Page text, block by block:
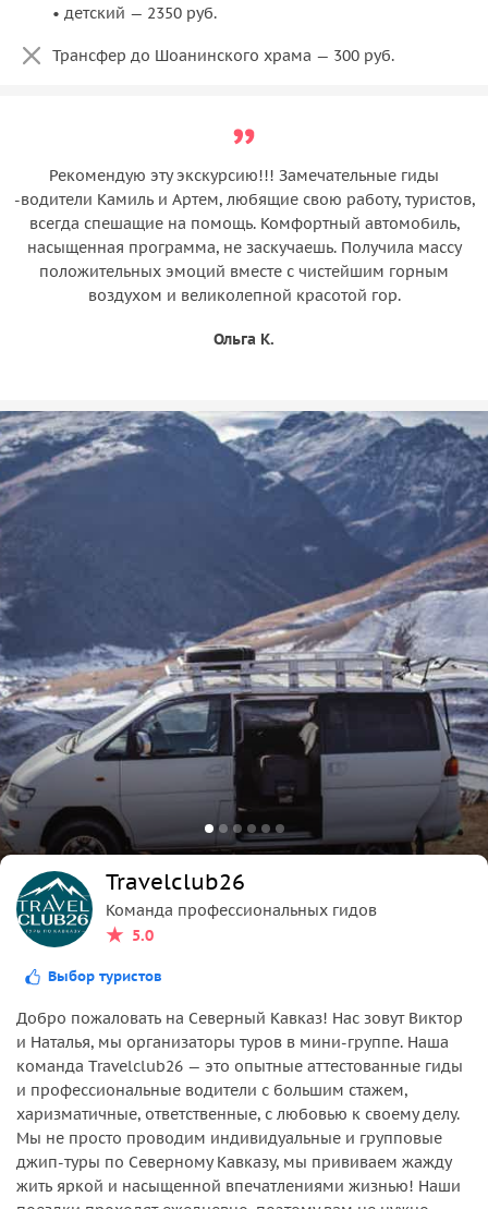
• детский — 2350 руб.
Трансфер до Шоанинского храма — 300 руб.
Рекомендую эту экскурсию!!! Замечательные гиды
-водители Камиль и Артем, любящие свою работу, туристов,
всегда спешащие на помощь. Комфортный автомобиль,
насыщенная программа, не заскучаешь. Получила массу
положительных эмоций вместе с чистейшим горным
воздухом и великолепной красотой гор.
Ольга К.
Travelclub26
Команда профессиональных гидов
5.0
Выбор туристов
Добро пожаловать на Северный Кавказ! Нас зовут Виктор
и Наталья, мы организаторы туров в мини-группе. Наша
команда Travelclub26 — это опытные аттестованные гиды
и профессиональные водители с большим стажем,
харизматичные, ответственные, с любовью к своему делу.
Мы не просто проводим индивидуальные и групповые
джип-туры по Северному Кавказу, мы прививаем жажду
жить яркой и насыщенной впечатлениями жизнью! Наши